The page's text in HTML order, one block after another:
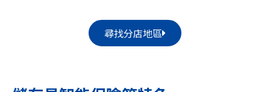
尋找分店地區